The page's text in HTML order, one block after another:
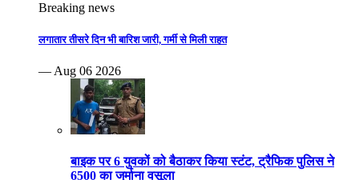
Breaking news
लगातार तीसरे दिन भी बारिश जारी, गर्मी से मिली राहत
— Aug 06 2026
बाइक पर 6 युवकों को बैठाकर किया स्टंट, ट्रैफिक पुलिस ने
6500 का जुर्माना वसूला